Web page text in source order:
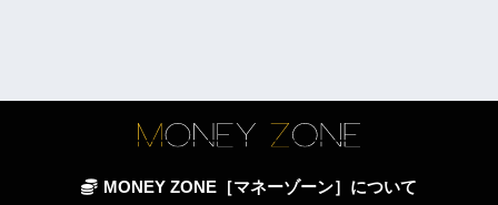
MONEY ZONE［マネーゾーン］について